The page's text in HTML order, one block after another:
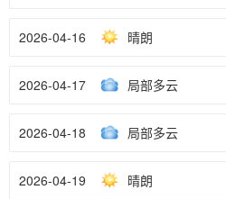
2026-04-16 晴朗
2026-04-17 局部多云
2026-04-18 局部多云
2026-04-19 晴朗